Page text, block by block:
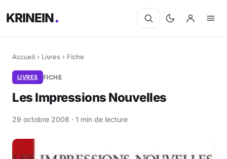
KRINEIN
Accueil › Livres › Fiche
LIVRES FICHE
Les Impressions Nouvelles
29 octobre 2008 · 1 min de lecture